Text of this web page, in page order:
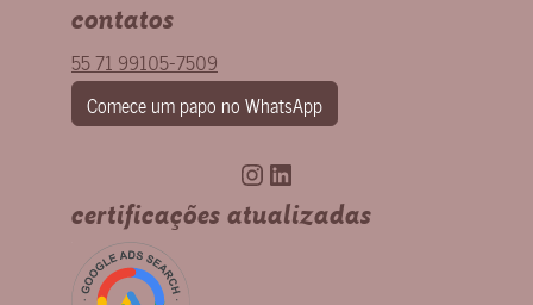
contatos
55 71 99105-7509
Comece um papo no WhatsApp
Instagram
LinkedIn
certificações atualizadas